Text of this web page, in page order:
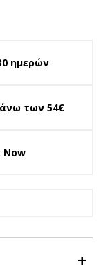
ημερών
των 54€
Now